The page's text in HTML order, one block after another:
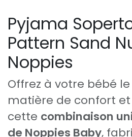
Pyjama
Pattern Sand
Noppies
Offrez à votre bébé
matière de confort
cette combinaison
de Noppies Baby,